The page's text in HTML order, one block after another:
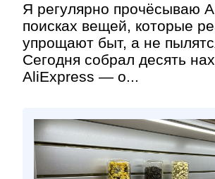
Я регулярно прочёсываю
поисках вещей, которые
упрощают быт, а не
Сегодня собрал десять
AliExpress — о...